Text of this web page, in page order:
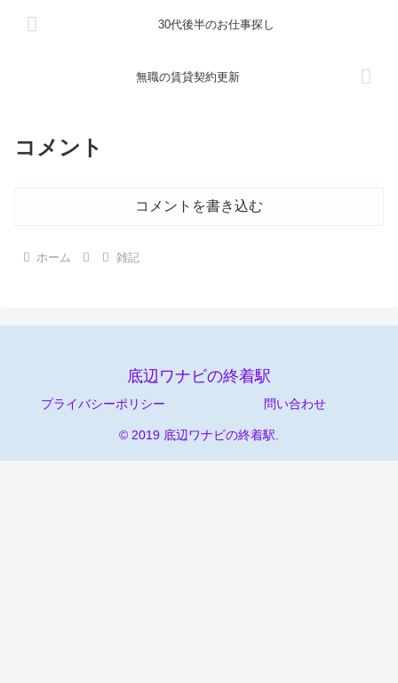
30代後半のお仕事探し
無職の賃貸契約更新
コメント
コメントを書き込む
ホーム 雑記
底辺ワナビの終着駅
プライバシーポリシー 問い合わせ
© 2019 底辺ワナビの終着駅.